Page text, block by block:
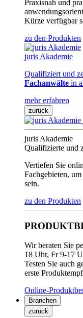
Praxisnah und
Kürze verfügbar
zu den Produkten
juris Akademie
Qualifiziert und
Fachanwälte in
mehr erfahren
zurück
juris Akademie
Qualifizierte und
Vertiefen Sie
Fachgebieten,
sein.
zu den Produkten
Wir beraten Sie
18 Uhr, Fr 9-17
Testen Sie auch
erste
Online-
Branchen
zurück